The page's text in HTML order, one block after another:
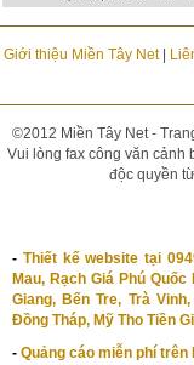
Giới thiệu Miền Tây Net|
©2012 Miền Tây Net -
Vui lòng fax công văn cảnh
độc quyền
- Thiết kế website tại
Mau, Rạch Giá Phú
Giang, Bến Tre, Trà
Đồng Tháp, Mỹ Tho Tiền
- Quảng cáo miễn phí trên